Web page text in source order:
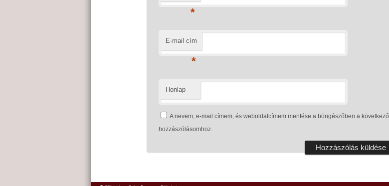
*
E-mail cím
*
Honlap
A nevem, e-mail címem, és weboldalcímem mentése a böngészőben a következő
hozzászólásomhoz.